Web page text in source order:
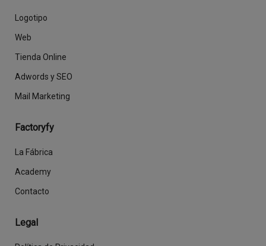
Logotipo
Web
Tienda Online
Adwords y SEO
Mail Marketing
Factoryfy
La Fábrica
Academy
Contacto
Legal